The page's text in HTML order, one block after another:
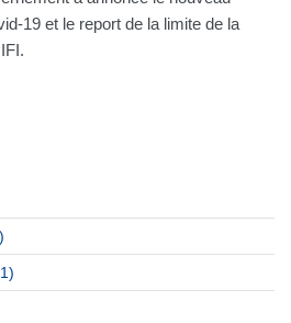
19 et le report de la limite de la